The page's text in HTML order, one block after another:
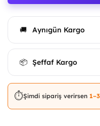
🚚 Aynıgün Kargo
📦 Şeffaf Kargo
⏱️Şimdi sipariş verirsen